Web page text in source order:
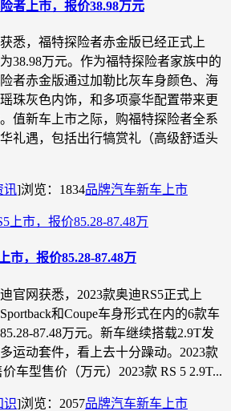
者上市，报价38.98万元
悉，福特探险者赤金版已经正式上
38.98万元。作为福特探险者家族中的
者赤金版通过加勒比灰车身颜色、海
珠灰色内饰，和多项豪华配置带来更
值新车上市之际，购福特探险者全系
礼遇，包括出行犒赏礼（高级舒适头
讯]浏览：1834品牌汽车新车上市
市，报价85.28-87.48万
官网获悉，2023款奥迪RS5正式上
和Coupe车身形式在内的6款车
87.48万元。新车继续搭载2.9T发
运动套件，看上去十分躁动。2023款
车型售价（万元）2023款 RS 5 2.9T...
识]浏览：2057品牌汽车新车上市